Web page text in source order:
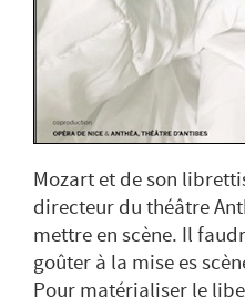
Mozart et de son
directeur du théâtre
mettre en scène. Il
goûter à la mise es
Pour matérialiser le